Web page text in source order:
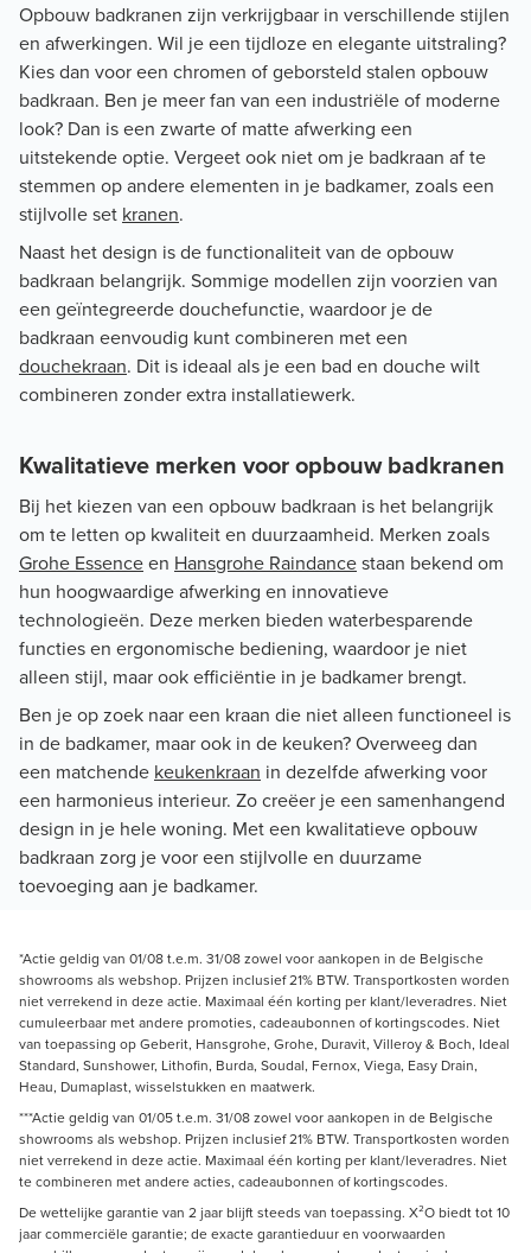
Opbouw badkranen zijn verkrijgbaar in verschillende stijlen
en afwerkingen. Wil je een tijdloze en elegante uitstraling?
Kies dan voor een chromen of geborsteld stalen opbouw
badkraan. Ben je meer fan van een industriële of moderne
look? Dan is een zwarte of matte afwerking een
uitstekende optie. Vergeet ook niet om je badkraan af te
stemmen op andere elementen in je badkamer, zoals een
stijlvolle set kranen.
Naast het design is de functionaliteit van de opbouw
badkraan belangrijk. Sommige modellen zijn voorzien van
een geïntegreerde douchefunctie, waardoor je de
badkraan eenvoudig kunt combineren met een
douchekraan. Dit is ideaal als je een bad en douche wilt
combineren zonder extra installatiewerk.
Kwalitatieve merken voor opbouw badkranen
Bij het kiezen van een opbouw badkraan is het belangrijk
om te letten op kwaliteit en duurzaamheid. Merken zoals
Grohe Essenceen Hansgrohe Raindancestaan bekend om
hun hoogwaardige afwerking en innovatieve
technologieën. Deze merken bieden waterbesparende
functies en ergonomische bediening, waardoor je niet
alleen stijl, maar ook efficiëntie in je badkamer brengt.
Ben je op zoek naar een kraan die niet alleen functioneel is
in de badkamer, maar ook in de keuken? Overweeg dan
een matchende keukenkraan in dezelfde afwerking voor
een harmonieus interieur. Zo creëer je een samenhangend
design in je hele woning. Met een kwalitatieve opbouw
badkraan zorg je voor een stijlvolle en duurzame
toevoeging aan je badkamer.
*Actie geldig van 01/08 t.e.m. 31/08 zowel voor aankopen in de Belgische
showrooms als webshop. Prijzen inclusief 21% BTW. Transportkosten worden
niet verrekend in deze actie. Maximaal één korting per klant/leveradres. Niet
cumuleerbaar met andere promoties, cadeaubonnen of kortingscodes. Niet
van toepassing op Geberit, Hansgrohe, Grohe, Duravit, Villeroy & Boch, Ideal
Standard, Sunshower, Lithofin, Burda, Soudal, Fernox, Viega, Easy Drain,
Heau, Dumaplast, wisselstukken en maatwerk.
***Actie geldig van 01/05 t.e.m. 31/08 zowel voor aankopen in de Belgische
showrooms als webshop. Prijzen inclusief 21% BTW. Transportkosten worden
niet verrekend in deze actie. Maximaal één korting per klant/leveradres. Niet
te combineren met andere acties, cadeaubonnen of kortingscodes.
De wettelijke garantie van 2 jaar blijft steeds van toepassing. X²O biedt tot 10
jaar commerciële garantie; de exacte garantieduur en voorwaarden